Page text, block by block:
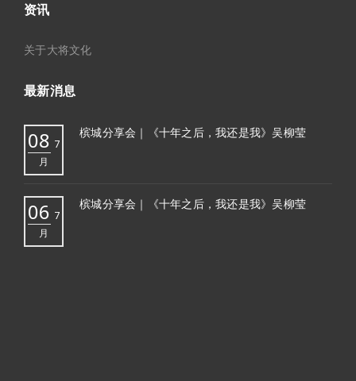
资讯
关于大将文化
最新消息
08 7
月
槟城分享会｜《十年之后，我还是我》吴柳莹
06 7
月
槟城分享会｜《十年之后，我还是我》吴柳莹